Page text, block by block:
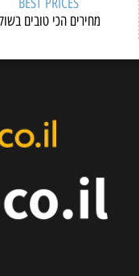
מחירים הכי טובים